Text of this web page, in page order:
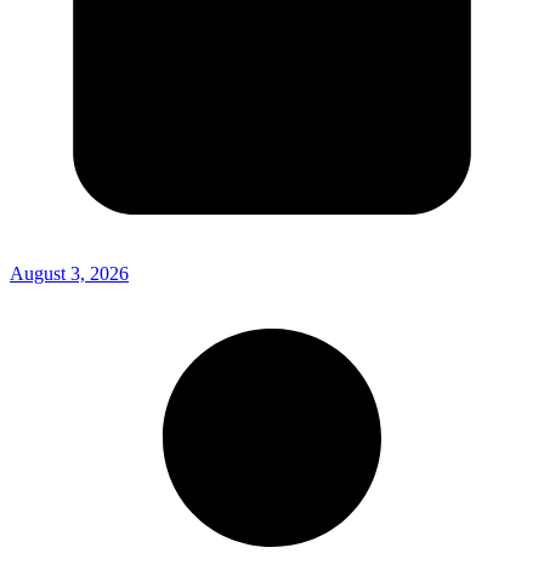
August 3, 2026